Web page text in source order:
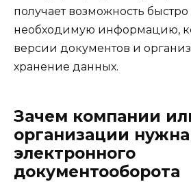
получает возможность
необходимую информацию,
версии документов и
хранение данных.
Зачем компании
организации
электронного
документооборота